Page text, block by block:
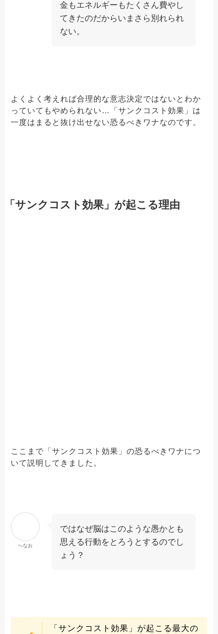
金もエネルギーもたくさん費やし
てきたのだからいまさら別れられ
ない。
よくよく考えれば合理的な意志決定ではないとわか
っていてもやめられない…「サンクコスト効果」は
一度はまると抜け出せない恐るべきワナなのです。
「サンクコスト効果」が起こる理由
ここまで「サンクコスト効果」の恐るべきワナにつ
いて説明してきました。
へなお
ではなぜ脳はこのような愚かとも
思える行動をとろうとするのでし
ょう？
「サンクコスト効果」が起こる最大の